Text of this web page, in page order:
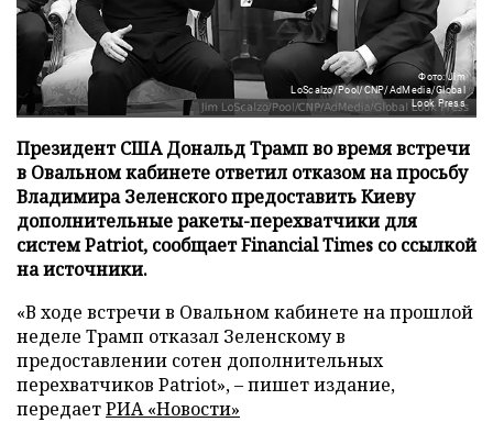
Фото: Jim
LoScalzo/Pool/CNP/AdMedia/Global
Look Press
Президент США Дональд Трамп во время встречи
в Овальном кабинете ответил отказом на просьбу
Владимира Зеленского предоставить Киеву
дополнительные ракеты-перехватчики для
систем Patriot, сообщает Financial Times со ссылкой
на источники.
«В ходе встречи в Овальном кабинете на прошлой
неделе Трамп отказал Зеленскому в
предоставлении сотен дополнительных
перехватчиков Patriot», – пишет издание,
передаетРИА «Новости»